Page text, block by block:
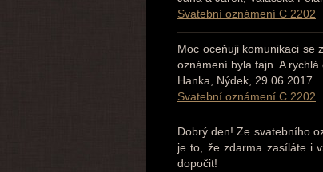
Svatební oznámení C 2202
Moc oceňuji komunikaci se
oznámení byla fajn. A
Hanka, Nýdek, 29.06.2017
Svatební oznámení C 2202
Dobrý den! Ze svatebního
je to, že zdarma zasíláte i
dopočit!